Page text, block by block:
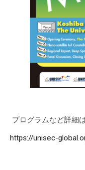
プログラムなど詳細
https://unisec-